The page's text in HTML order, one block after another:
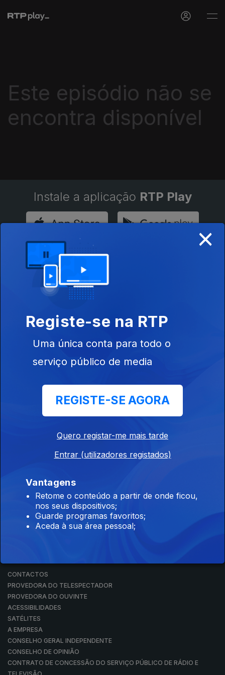
Este episódio não se
encontra disponível
Instale a aplicação RTP Play
Disponível para iOS, Android, Apple TV, Android TV e
CarPlay
RTP PLAY
EM DIRETO
REVER PROGRAMAS
CONCURSOS
CONTACTOS
PROVEDORA DO TELESPECTADOR
PROVEDORA DO OUVINTE
ACESSIBILIDADES
SATÉLITES
A EMPRESA
CONSELHO GERAL INDEPENDENTE
CONSELHO DE OPINIÃO
CONTRATO DE CONCESSÃO DO SERVIÇO PÚBLICO DE RÁDIO E
×
Registe-se na RTP
Uma única conta para todo o
serviço público de media
REGISTE-SE AGORA
Quero registar-me mais tarde
Entrar (utilizadores registados)
Vantagens
Retome o conteúdo a partir de onde ficou,
nos seus dispositivos;
Guarde programas favoritos;
Aceda à sua área pessoal;